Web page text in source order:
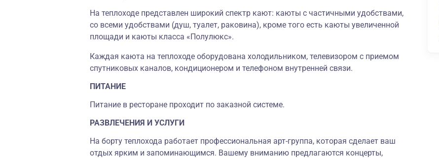
На теплоходе представлен широкий спектр кают: каюты с частичными удобствами,
со всеми удобствами (душ, туалет, раковина), кроме того есть каюты увеличенной
площади и каюты класса «Полулюкс».
Каждая каюта на теплоходе оборудована холодильником, телевизором с приемом
спутниковых каналов, кондиционером и телефоном внутренней связи.
ПИТАНИЕ
Питание в ресторане проходит по заказной системе.
РАЗВЛЕЧЕНИЯ И УСЛУГИ
На борту теплохода работает профессиональная арт-группа, которая сделает ваш
отдых ярким и запоминающимся. Вашему вниманию предлагаются концерты,